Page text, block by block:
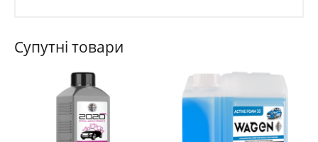
Супутні товари